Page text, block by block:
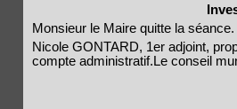
Monsieur le Maire quitte la séance.
Nicole GONTARD, 1er adjoint,
compte administratif.Le conseil